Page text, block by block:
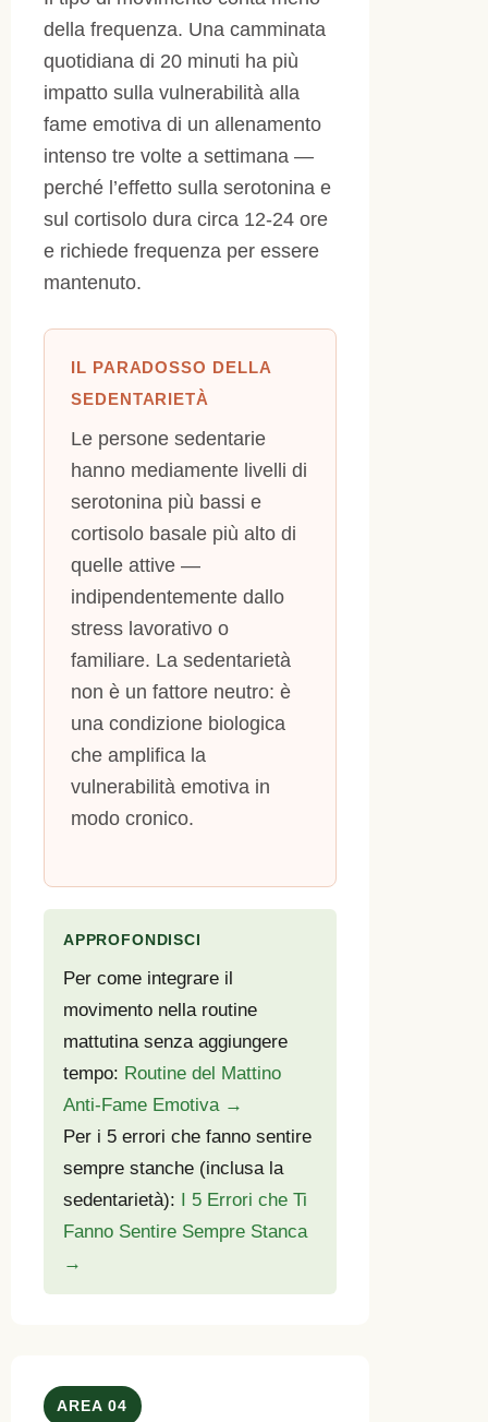
della frequenza. Una camminata
quotidiana di 20 minuti ha più
impatto sulla vulnerabilità alla
fame emotiva di un allenamento
intenso tre volte a settimana —
perché l’effetto sulla serotonina e
sul cortisolo dura circa 12-24 ore
e richiede frequenza per essere
mantenuto.
IL PARADOSSO DELLA
SEDENTARIETÀ
Le persone sedentarie
hanno mediamente livelli di
serotonina più bassi e
cortisolo basale più alto di
quelle attive —
indipendentemente dallo
stress lavorativo o
familiare. La sedentarietà
non è un fattore neutro: è
una condizione biologica
che amplifica la
vulnerabilità emotiva in
modo cronico.
APPROFONDISCI
Per come integrare il
movimento nella routine
mattutina senza aggiungere
tempo: Routine del Mattino
Anti-Fame Emotiva →
Per i 5 errori che fanno sentire
sempre stanche (inclusa la
sedentarietà):
I 5 Errori che Ti
Fanno Sentire Sempre Stanca
→
AREA 04